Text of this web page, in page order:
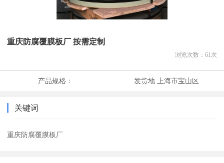
重庆防腐覆膜板厂 按需定制
浏览次数： 61次
产品规格： 发货地: 上海市宝山区
关键词
重庆防腐覆膜板厂